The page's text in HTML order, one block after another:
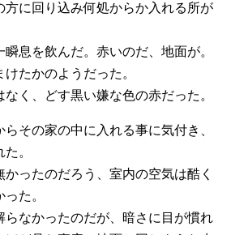
方に回り込み何処からか入れる所が
息を飲んだ。赤いのだ、地面が。
たかのようだった。
く、どす黒い嫌な色の赤だった。
その家の中に入れる事に気付き、
。
かったのだろう、室内の空気は酷く
た。
らなかったのだが、暗さに目が慣れ